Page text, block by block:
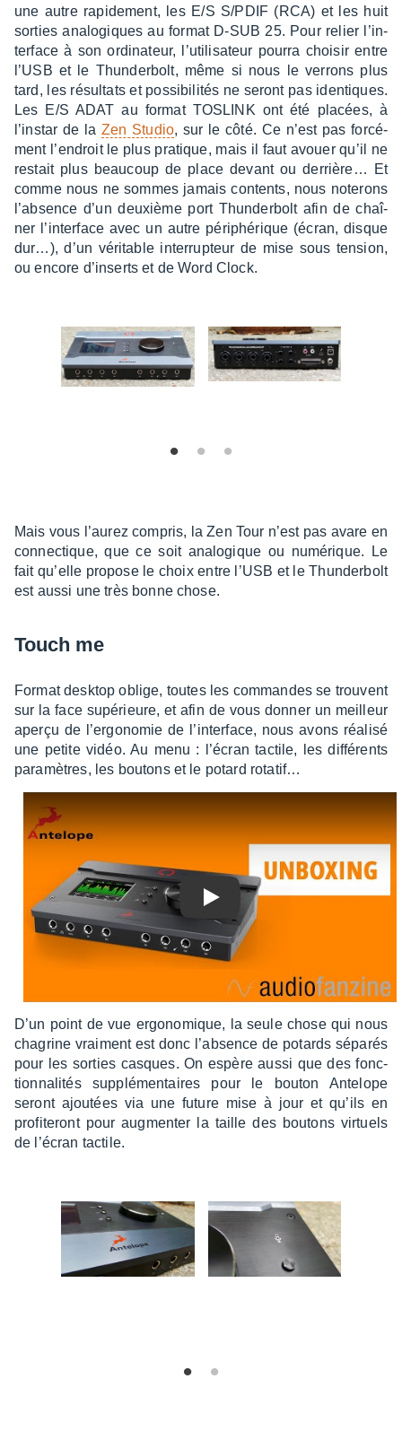
une autre rapi­de­ment, les E/S S/PDIF (RCA) et les huit
sorties analo­giques au format D-SUB 25. Pour relier l’in­
ter­face à son ordi­na­teur, l’uti­li­sa­teur pourra choi­sir entre
l’USB et le Thun­der­bolt, même si nous le verrons plus
tard, les résul­tats et possi­bi­li­tés ne seront pas iden­tiques.
Les E/S ADAT au format TOSLINK ont été placées, à
l’ins­tar de la Zen Studio, sur le côté. Ce n’est pas forcé­
ment l’en­droit le plus pratique, mais il faut avouer qu’il ne
restait plus beau­coup de place devant ou derriè­re… Et
comme nous ne sommes jamais contents, nous note­rons
l’ab­sence d’un deuxième port Thun­der­bolt afin de chaî­
ner l’in­ter­face avec un autre péri­phé­rique (écran, disque
dur…), d’un véri­table inter­rup­teur de mise sous tension,
ou encore d’in­serts et de Word Clock.
Mais vous l’au­rez compris, la Zen Tour n’est pas avare en
connec­tique, que ce soit analo­gique ou numé­rique. Le
fait qu’elle propose le choix entre l’USB et le Thun­der­bolt
est aussi une très bonne chose.
Touch me
Format desk­top oblige, toutes les commandes se trouvent
sur la face supé­rieure, et afin de vous donner un meilleur
aperçu de l’er­go­no­mie de l’in­ter­face, nous avons réalisé
une petite vidéo. Au menu : l’écran tactile, les diffé­rents
para­mètres, les boutons et le potard rota­tif…
Play
D’un point de vue ergo­no­mique, la seule chose qui nous
chagrine vrai­ment est donc l’ab­sence de potards sépa­rés
pour les sorties casques. On espère aussi que des fonc­
tion­na­li­tés supplé­men­taires pour le bouton Ante­lope
seront ajou­tées via une future mise à jour et qu’ils en
profi­te­ront pour augmen­ter la taille des boutons virtuels
de l’écran tactile.